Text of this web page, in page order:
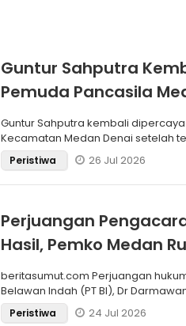
Guntur Sahputra
Pemuda Pancasila
Aklamasi
Guntur Sahputra kembali
Kecamatan Medan Denai setelah
Pemilihan
Peristiwa 26 Jul 2026
Perjuangan
Hasil, Pemko Medan
SBP
beritasumut.com Perjuangan
Belawan Indah (PT BI), Dr Darmawan
LaPeristiwa 24 Jul 2026